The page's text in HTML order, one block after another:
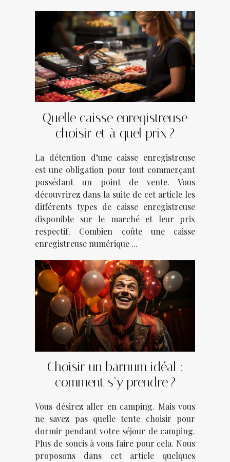
Quelle caisse enregistreuse
choisir et à quel prix ?
La détention d’une caisse enregistreuse
est une obligation pour tout commerçant
possédant un point de vente. Vous
découvrirez dans la suite de cet article les
différents types de caisse enregistreuse
disponible sur le marché et leur prix
respectif. Combien coûte une caisse
enregistreuse numérique ...
Choisir un barnum idéal :
comment s’y prendre ?
Vous désirez aller en camping. Mais vous
ne savez pas quelle tente choisir pour
dormir pendant votre séjour de camping.
Plus de soucis à vous faire pour cela. Nous
proposons dans cet article quelques